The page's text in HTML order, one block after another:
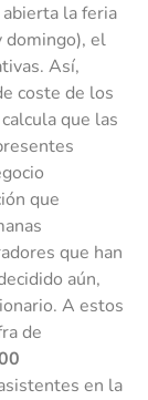
la feria
domingo), el
Así,
coste de los
que las
que
que han
aún,
A estos
de
en la